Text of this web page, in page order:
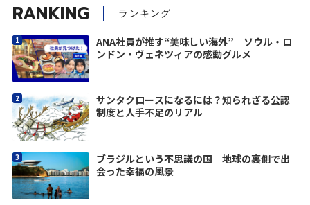
RANKING ランキング
ANA社員が推す“美味しい海外” ソウル・ロ
ンドン・ヴェネツィアの感動グルメ
サンタクロースになるには？知られざる公認
制度と人手不足のリアル
ブラジルという不思議の国 地球の裏側で出
会った幸福の風景